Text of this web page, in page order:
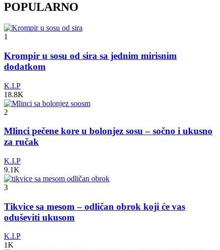
POPULARNO
1
Krompir u sosu od sira sa jednim mirisnim
dodatkom
K.I.P
18.8K
2
Mlinci pečene kore u bolonjez sosu – sočno i ukusno
za ručak
K.I.P
9.1K
3
Tikvice sa mesom – odličan obrok koji će vas
oduševiti ukusom
K.I.P
1K